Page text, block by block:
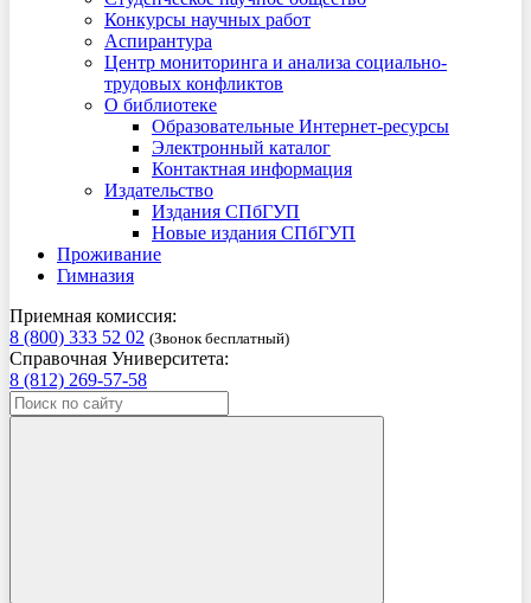
Конкурсы научных работ
Аспирантура
Центр мониторинга и анализа социально-
трудовых конфликтов
О библиотеке
Образовательные Интернет-ресурсы
Электронный каталог
Контактная информация
Издательство
Издания СПбГУП
Новые издания СПбГУП
Проживание
Гимназия
Приемная комиссия:
8 (800) 333 52 02 (Звонок бесплатный)
Справочная Университета:
8 (812) 269-57-58